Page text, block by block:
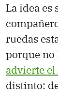
La idea es
ruedas
porque no
advierte
distinto: